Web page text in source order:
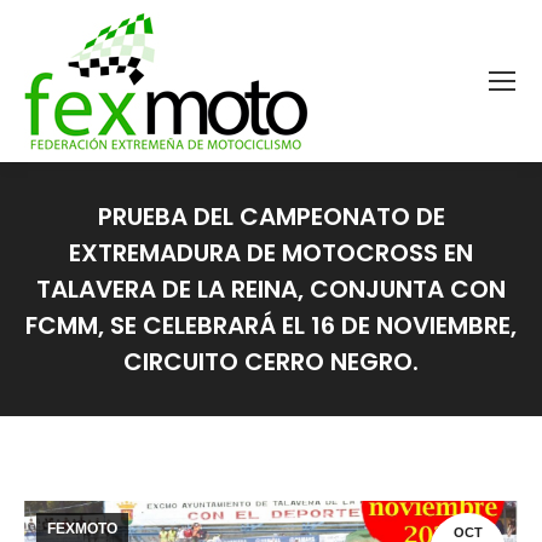
PRUEBA DEL CAMPEONATO DE
EXTREMADURA DE MOTOCROSS EN
TALAVERA DE LA REINA, CONJUNTA CON
FCMM, SE CELEBRARÁ EL 16 DE NOVIEMBRE,
CIRCUITO CERRO NEGRO.
OCT
FEXMOTO